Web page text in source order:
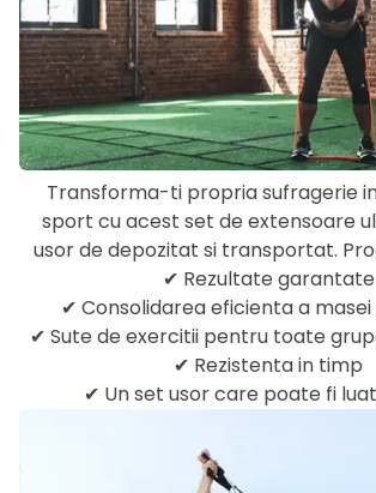
Transforma-ti propria sufragerie
sport cu acest set de extensoare
usor de depozitat si transportat.
✔ Rezultate garantate
✔ Consolidarea eficienta a
✔ Sute de exercitii pentru toate
✔ Rezistenta in timp
✔ Un set usor care poate fi